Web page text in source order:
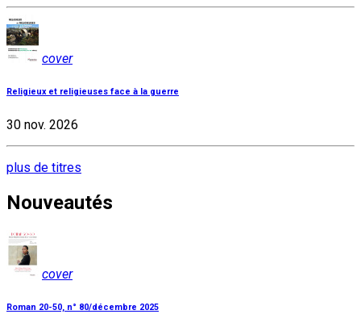
cover
Religieux et religieuses face à la guerre
30 nov. 2026
plus de titres
Nouveautés
cover
Roman 20-50, n° 80/décembre 2025